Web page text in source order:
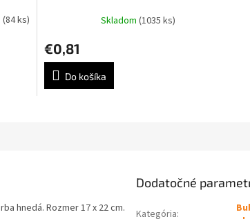
(84 ks) Skladom(1035 ks)
€0,81
Do košíka
hnedá. Rozmer 17 x 22 cm.
Dodatočné
Kategória: